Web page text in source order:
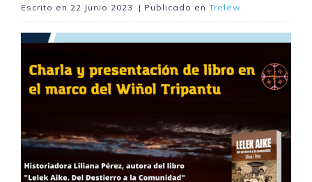
Escrito en 22 Junio 2023 . | Publicado en Trelew